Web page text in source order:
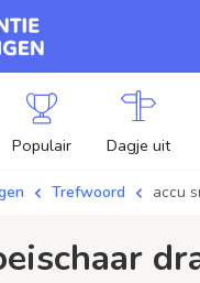
Populair Dagje uit
Trefwoord accu